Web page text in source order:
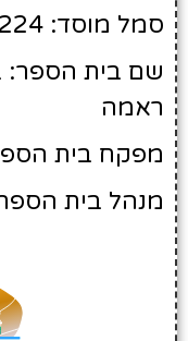
סמל מוסד: 10217224
שם בית הספר:
ראמה
מפקח בית
מנהל בית